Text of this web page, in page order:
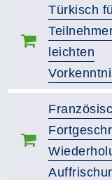
Türkisch
leichten